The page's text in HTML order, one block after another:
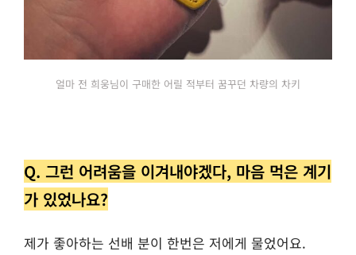
얼마 전 희웅님이 구매한 어릴 적부터 꿈꾸던 차량의 차키
Q. 그런 어려움을 이겨내야겠다, 마음 먹은 계기
가 있었나요?
제가 좋아하는 선배 분이 한번은 저에게 물었어요.